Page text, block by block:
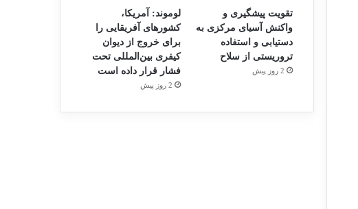
تقویت پیشگیری و
واکنش آسیای مرکزی به
دستیابی و استفاده
تروریستی از سلاح
2 روز پیش
لوموند: آمریکا،
کشورهای آفریقایی را
برای خروج از دیوان
کیفری بین‌المللی تحت
فشار قرار داده است
2 روز پیش